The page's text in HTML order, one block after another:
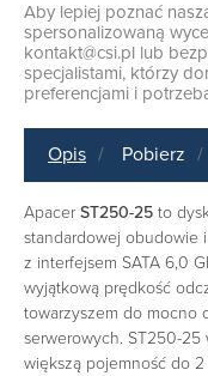
Aby lepiej poznać
spersonalizowaną
kontakt@csi.pl lub
specjalistami, którzy
preferencjami i
Opis Pobierz
Apacer ST250-25 to
standardowej obudowie
z interfejsem SATA 6,0
wyjątkową prędkość
towarzyszem do mocno
serwerowych. ST250-
większą pojemność do